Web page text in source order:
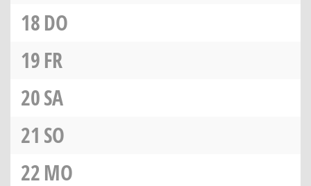
18DO
19FR
20SA
21 SO
22MO